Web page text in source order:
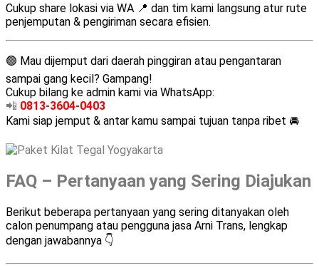
Cukup share lokasi via WA 📍 dan tim kami langsung atur rute
penjemputan & pengiriman secara efisien.
🟢 Mau dijemput dari daerah pinggiran atau pengantaran
sampai gang kecil? Gampang!
Cukup bilang ke admin kami via WhatsApp:
📲 0813-3604-0403
Kami siap jemput & antar kamu sampai tujuan tanpa ribet 🚘
FAQ – Pertanyaan yang Sering Diajukan
Berikut beberapa pertanyaan yang sering ditanyakan oleh
calon penumpang atau pengguna jasa Arni Trans, lengkap
dengan jawabannya 👇